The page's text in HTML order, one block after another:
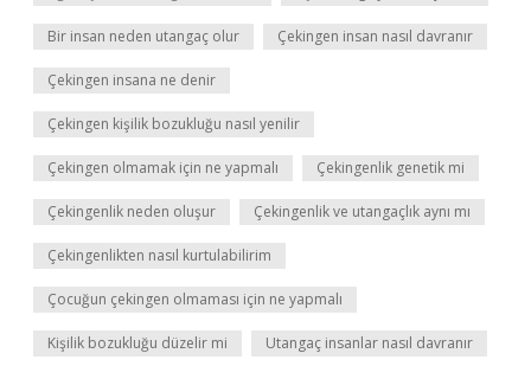
Bir insan neden utangaç olur Çekingen insan nasıl davranır
Çekingen insana ne denir
Çekingen kişilik bozukluğu nasıl yenilir
Çekingen olmamak için ne yapmalı Çekingenlik genetik mi
Çekingenlik neden oluşur Çekingenlik ve utangaçlık aynı mı
Çekingenlikten nasıl kurtulabilirim
Çocuğun çekingen olmaması için ne yapmalı
Kişilik bozukluğu düzelir mi Utangaç insanlar nasıl davranır